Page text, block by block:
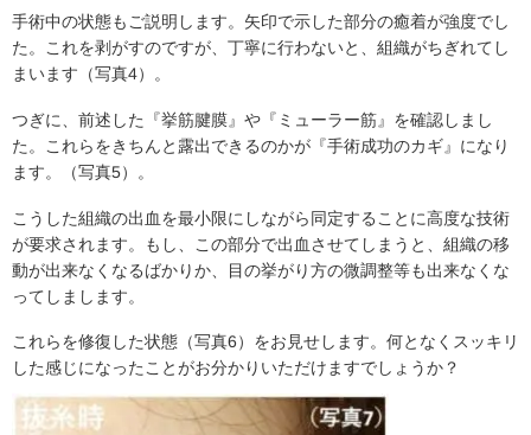
手術中の状態もご説明します。矢印で示した部分の癒着が強度でし
た。これを剥がすのですが、丁寧に行わないと、組織がちぎれてし
まいます（写真4）。
つぎに、前述した『挙筋腱膜』や『ミューラー筋』を確認しまし
た。これらをきちんと露出できるのかが『手術成功のカギ』になり
ます。（写真5）。
こうした組織の出血を最小限にしながら同定することに高度な技術
が要求されます。もし、この部分で出血させてしまうと、組織の移
動が出来なくなるばかりか、目の挙がり方の微調整等も出来なくな
ってしまします。
これらを修復した状態（写真6）をお見せします。何となくスッキリ
した感じになったことがお分かりいただけますでしょうか？